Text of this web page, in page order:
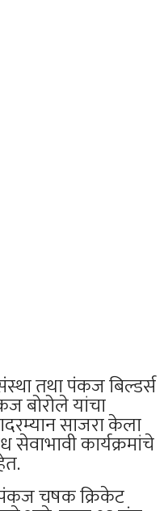
तथा पंकज बिल्डर्स
बोरोले यांचा
साजरा केला
सेवाभावी कार्यक्रमांचे
पंकज चषक क्रिकेट